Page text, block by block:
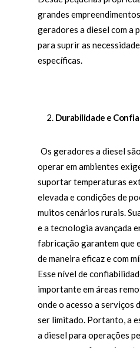
grandes
geradores a diesel com a
para suprir as
específicas.
Durabilidade e
Os geradores a diesel
operar em ambientes
suportar temperaturas
elevada e condições de
muitos cenários rurais.
e a tecnologia avançada
fabricação garantem que
de maneira eficaz e com
Esse nível de
importante em áreas
onde o acesso a serviços
ser limitado. Portanto, a
a diesel para operações